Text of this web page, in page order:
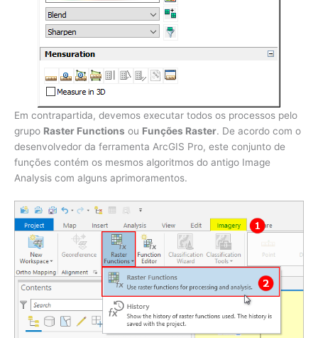
Em contrapartida, devemos executar todos os processos pelo
grupo Raster Functions ou Funções Raster. De acordo com o
desenvolvedor da ferramenta ArcGIS Pro, este conjunto de
funções contém os mesmos algoritmos do antigo Image
Analysis com alguns aprimoramentos.